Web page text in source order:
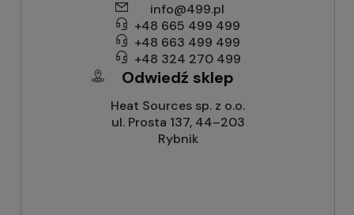
info@499.pl
+48 665 499 499
+48 663 499 499
+48 324 270 499
Odwiedź sklep
Heat Sources sp. z o.o.
ul. Prosta 137, 44–203
Rybnik